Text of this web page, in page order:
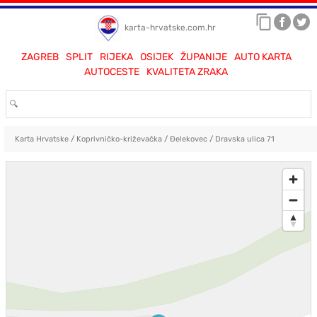
karta-hrvatske.com.hr
ZAGREB SPLIT RIJEKA OSIJEK ŽUPANIJE
AUTO KARTA
AUTOCESTE
KVALITETA ZRAKA
Karta Hrvatske/ Koprivničko-križevačka/ Đelekovec/ Dravska ulica 71